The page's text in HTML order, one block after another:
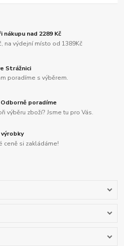
nákupu nad 2289 Kč
na výdejní místo od 1389Kč
Strážnici
poradíme s výběrem.
poradíme
výběru zboží? Jsme tu pro Vás.
ceně si zakládáme!